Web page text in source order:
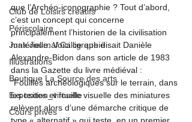
Club de Loisirs créatifs
Périscolaire
Junk Journal Calligraphié
Illustrations
Boutique La Source des arts
Exposition_virtuelle
Cours privés
que l’Archéo-iconographie ? Tout d’abord,
c’est un concept qui concerne
principalement l’historien de la civilisation
matérielle. Voici ce que disait Danièle
Alexandre-Bidon dans son article de 1983
dans la Gazette du livre médiéval :
“Fouilles archéologiques sur le terrain, dans
les textes et fouille visuelle des miniatures
relèvent alors d’une démarche critique de
type « alternatif » qui teste, en un premier